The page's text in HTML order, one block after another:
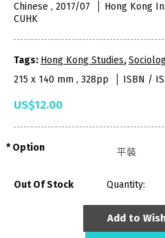
Chinese , 2017/07
Hong Kong
CUHK
Tags: Hong Kong Studies,
215 x 140 mm , 328pp
ISBN /
US$12.00
Option
Out Of Stock Quantity:
Add to